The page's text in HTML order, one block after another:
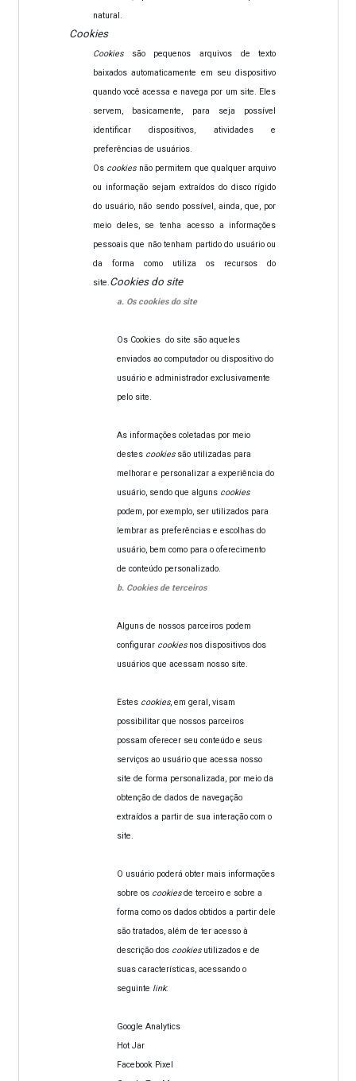
natural.
Cookies
Cookiessão pequenos arquivos de texto
baixados automaticamente em seu dispositivo
quando você acessa e navega por um site. Eles
servem, basicamente, para seja possível
identificar dispositivos, atividades e
preferências de usuários.
Os cookiesnão permitem que qualquer arquivo
ou informação sejam extraídos do disco rígido
do usuário, não sendo possível, ainda, que, por
meio deles, se tenha acesso a informações
pessoais que não tenham partido do usuário ou
da forma como utiliza os recursos do
site.Cookies do site
a.Os cookies do site
Os Cookies do site são aqueles
enviados ao computador ou dispositivo do
usuário e administrador exclusivamente
pelo site.
As informações coletadas por meio
destes cookiessão utilizadas para
melhorar e personalizar a experiência do
usuário, sendo que alguns cookies
podem, por exemplo, ser utilizados para
lembrar as preferências e escolhas do
usuário, bem como para o oferecimento
de conteúdo personalizado.
b. Cookies de terceiros
Alguns de nossos parceiros podem
configurar cookiesnos dispositivos dos
usuários que acessam nosso site.
Estes cookies, em geral, visam
possibilitar que nossos parceiros
possam oferecer seu conteúdo e seus
serviços ao usuário que acessa nosso
site de forma personalizada, por meio da
obtenção de dados de navegação
extraídos a partir de sua interação com o
site.
O usuário poderá obter mais informações
sobre os cookiesde terceiro e sobre a
forma como os dados obtidos a partir dele
são tratados, além de ter acesso à
descrição dos cookiesutilizados e de
suas características, acessando o
seguinte link:
Google Analytics
Hot Jar
Facebook Pixel